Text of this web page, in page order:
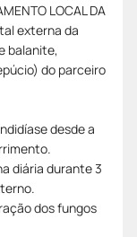
LOCAL DA
externa da
balanite,
do parceiro
desde a
diária durante 3
dos fungos